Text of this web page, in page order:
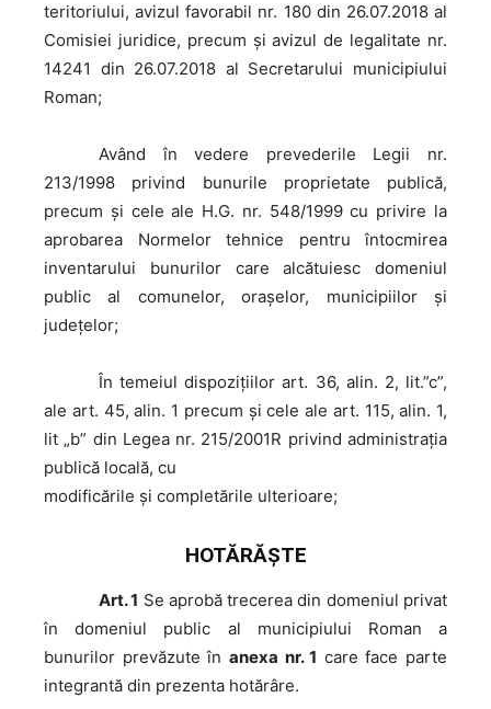
teritoriului, avizul favorabil nr. 180 din 26.07.2018 al
Comisiei juridice, precum şi avizul de legalitate nr.
14241 din 26.07.2018 al Secretarului municipiului
Roman;
Având în vedere prevederile Legii nr.
213/1998 privind bunurile proprietate publică,
precum şi cele ale H.G. nr. 548/1999 cu privire la
aprobarea Normelor tehnice pentru întocmirea
inventarului bunurilor care alcătuiesc domeniul
public al comunelor, oraşelor, municipiilor şi
judeţelor;
În temeiul dispoziţiilor art. 36, alin. 2, lit.”c”,
ale art. 45, alin. 1 precum şi cele ale art. 115, alin. 1,
lit „b” din Legea nr. 215/2001R privind administraţia
publică locală, cu
modificările şi completările ulterioare;
HOTĂRĂŞTE
Art. 1 Se aprobă trecerea din domeniul privat
în domeniul public al municipiului Roman a
bunurilor prevăzute în anexa nr. 1 care face parte
integrantă din prezenta hotărâre.